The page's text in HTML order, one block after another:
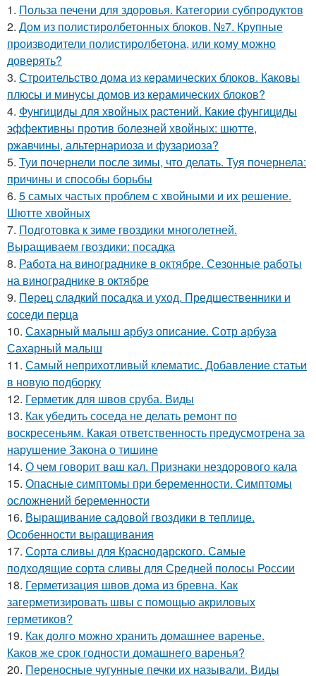
1. Польза печени для здоровья. Категории субпродуктов
2. Дом из полистиролбетонных блоков. №7. Крупные
производители полистиролбетона, или кому можно
доверять?
3. Строительство дома из керамических блоков. Каковы
плюсы и минусы домов из керамических блоков?
4. Фунгициды для хвойных растений. Какие фунгициды
эффективны против болезней хвойных: шютте,
ржавчины, альтернариоза и фузариоза?
5. Туи почернели после зимы, что делать. Туя почернела:
причины и способы борьбы
6. 5 самых частых проблем с хвойными и их решение.
Шютте хвойных
7. Подготовка к зиме гвоздики многолетней.
Выращиваем гвоздики: посадка
8. Работа на винограднике в октябре. Сезонные работы
на винограднике в октябре
9. Перец сладкий посадка и уход. Предшественники и
соседи перца
10. Сахарный малыш арбуз описание. Сотр арбуза
Сахарный малыш
11. Самый неприхотливый клематис. Добавление статьи
в новую подборку
12. Герметик для швов сруба. Виды
13. Как убедить соседа не делать ремонт по
воскресеньям. Какая ответственность предусмотрена за
нарушение Закона о тишине
14. О чем говорит ваш кал. Признаки нездорового кала
15. Опасные симптомы при беременности. Симптомы
осложнений беременности
16. Выращивание садовой гвоздики в теплице.
Особенности выращивания
17. Сорта сливы для Краснодарского. Самые
подходящие сорта сливы для Средней полосы России
18. Герметизация швов дома из бревна. Как
загерметизировать швы с помощью акриловых
герметиков?
19. Как долго можно хранить домашнее варенье.
Каков же срок годности домашнего варенья?
20. Переносные чугунные печки их называли. Виды